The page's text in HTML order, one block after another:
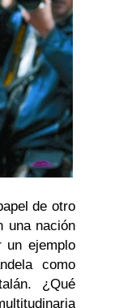
de otro
una nación
un ejemplo
como
¿Qué